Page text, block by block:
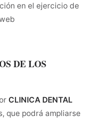
en el ejercicio de
DE LOS
CLINICA DENTAL
que podrá ampliarse